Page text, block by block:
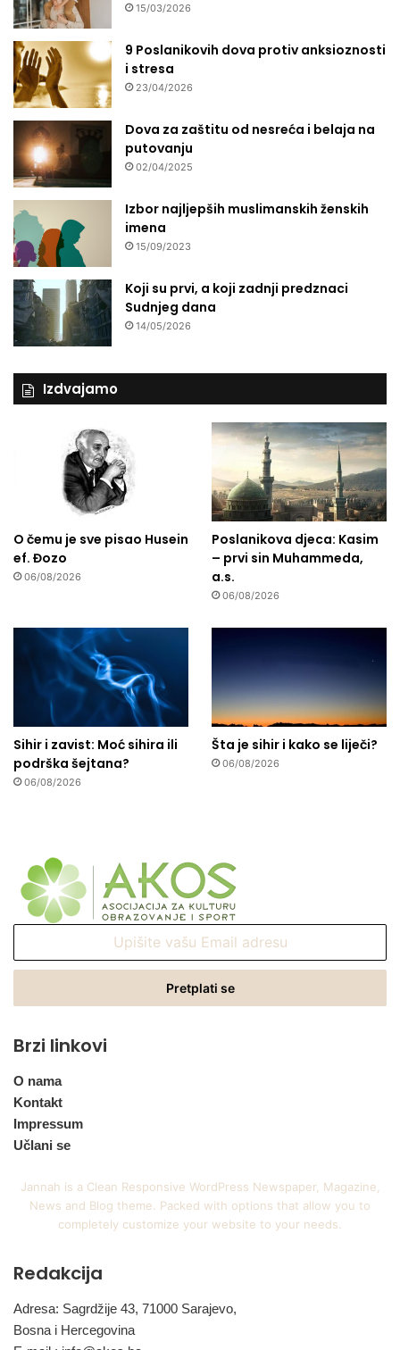
15/03/2026
9 Poslanikovih dova protiv anksioznosti
i stresa
23/04/2026
Dova za zaštitu od nesreća i belaja na
putovanju
02/04/2025
Izbor najljepših muslimanskih ženskih
imena
15/09/2023
Koji su prvi, a koji zadnji predznaci
Sudnjeg dana
14/05/2026
Izdvajamo
O čemu je sve pisao Husein
ef. Đozo
06/08/2026
Poslanikova djeca: Kasim
– prvi sin Muhammeda,
a.s.
06/08/2026
Sihir i zavist: Moć sihira ili
podrška šejtana?
06/08/2026
Šta je sihir i kako se liječi?
06/08/2026
Email
Brzi linkovi
O nama
Kontakt
Impressum
Učlani se
Jannah is a Clean Responsive WordPress Newspaper, Magazine,
News and Blog theme. Packed with options that allow you to
completely customize your website to your needs.
Redakcija
Adresa: Sagrdžije 43, 71000 Sarajevo,
Bosna i Hercegovina